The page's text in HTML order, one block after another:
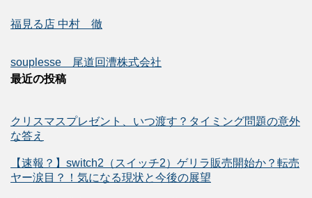
福見る店 中村 徹
souplesse 尾道回漕株式会社
最近の投稿
クリスマスプレゼント、いつ渡す？タイミング問題の意外
な答え
【速報？】switch2（スイッチ2）ゲリラ販売開始か？転売
ヤー涙目？！気になる現状と今後の展望